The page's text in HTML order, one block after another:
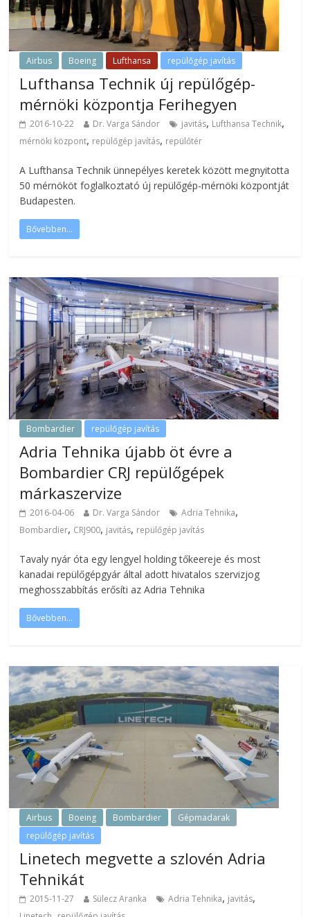
Airbus Boeing Lufthansa repülőgép javítás
Lufthansa Technik új repülőgép-
mérnöki központja Ferihegyen
2016-10-22 Dr. Varga Sándor javitás, Lufthansa Technik,
mérnöki központ, repülőgép javítás, repülőtér
A Lufthansa Technik ünnepélyes keretek között megnyitotta
50 mérnököt foglalkoztató új repülőgép-mérnöki központját
Budapesten.
Bővebben...
Bombardier repülőgép javítás
Adria Tehnika újabb öt évre a
Bombardier CRJ repülőgépek
márkaszervize
2016-04-06 Dr. Varga Sándor Adria Tehnika,
Bombardier, CRJ900, javitás, repülőgép javítás
Tavaly nyár óta egy lengyel holding tőkeereje és most
kanadai repülőgépgyár által adott hivatalos szervizjog
meghosszabbítás erősíti az Adria Tehnika
Bővebben...
Airbus Boeing Bombardier
Gépmadarak
repülőgép javítás
Linetech megvette a szlovén Adria
Tehnikát
2015-11-27 Sülecz Aranka Adria Tehnika, javitás,